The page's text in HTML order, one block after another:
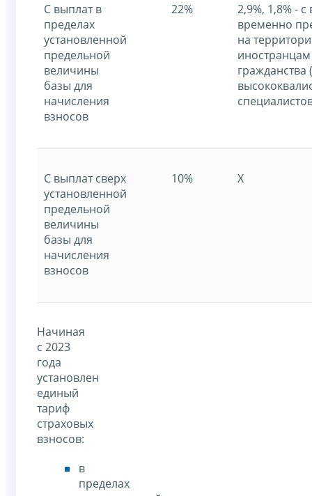
С выплат в
пределах
установленной
предельной
величины
базы для
начисления
взносов
22%
2,9%, 1,8% -
временно
на
гражданства
С выплат сверх
установленной
предельной
величины
базы для
начисления
взносов
10% X
Начиная
с 2023
года
установлен
единый
тариф
страховых
взносов:
в
пределах